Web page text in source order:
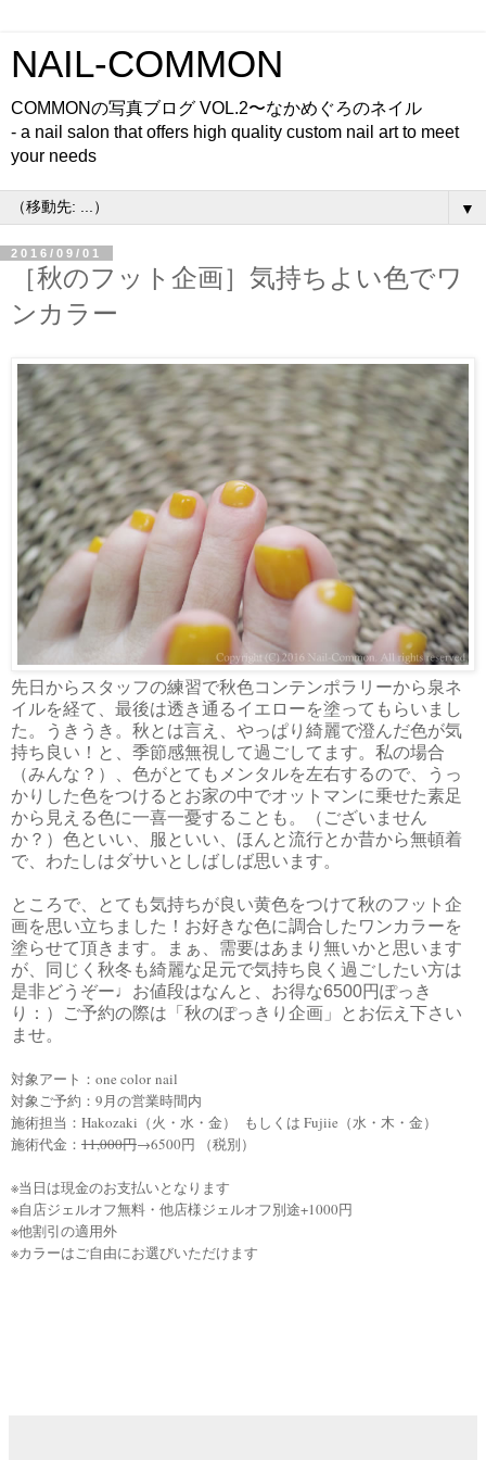
NAIL-COMMON
COMMONの写真ブログ VOL.2〜なかめぐろのネイル
- a nail salon that offers high quality custom nail art to meet
your needs
▼
2016/09/01
［秋のフット企画］気持ちよい色でワ
ンカラー
先日からスタッフの練習で秋色コンテンポラリーから泉ネ
イルを経て、最後は透き通るイエローを塗ってもらいまし
た。うきうき。秋とは言え、やっぱり綺麗で澄んだ色が気
持ち良い！と、季節感無視して過ごしてます。私の場合
（みんな？）、色がとてもメンタルを左右するので、うっ
かりした色をつけるとお家の中でオットマンに乗せた素足
から見える色に一喜一憂することも。（ございません
か？）色といい、服といい、ほんと流行とか昔から無頓着
で、わたしはダサいとしばしば思います。
ところで、とても気持ちが良い黄色をつけて秋のフット企
画を思い立ちました！お好きな色に調合したワンカラーを
塗らせて頂きます。まぁ、需要はあまり無いかと思います
が、同じく秋冬も綺麗な足元で気持ち良く過ごしたい方は
是非どうぞー♩お値段はなんと、お得な6500円ぽっき
り：）ご予約の際は「秋のぽっきり企画」とお伝え下さい
ませ。
対象アート：one color nail
対象ご予約：9月の営業時間内
施術担当：Hakozaki（火・水・金） もしくは Fujiie（水・木・金）
施術代金： 11,000円→6500円 （税別）
※当日は現金のお支払いとなります
※自店ジェルオフ無料・他店様ジェルオフ別途+1000円
※他割引の適用外
※カラーはご自由にお選びいただけます